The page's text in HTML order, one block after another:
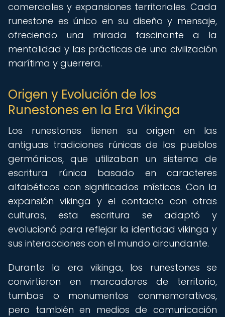
comerciales y expansiones territoriales. Cada
runestone es único en su diseño y mensaje,
ofreciendo una mirada fascinante a la
mentalidad y las prácticas de una civilización
marítima y guerrera.
Origen y Evolución de los
Runestones en la Era Vikinga
Los runestones tienen su origen en las
antiguas tradiciones rúnicas de los pueblos
germánicos, que utilizaban un sistema de
escritura rúnica basado en caracteres
alfabéticos con significados místicos. Con la
expansión vikinga y el contacto con otras
culturas, esta escritura se adaptó y
evolucionó para reflejar la identidad vikinga y
sus interacciones con el mundo circundante.
Durante la era vikinga, los runestones se
convirtieron en marcadores de territorio,
tumbas o monumentos conmemorativos,
pero también en medios de comunicación